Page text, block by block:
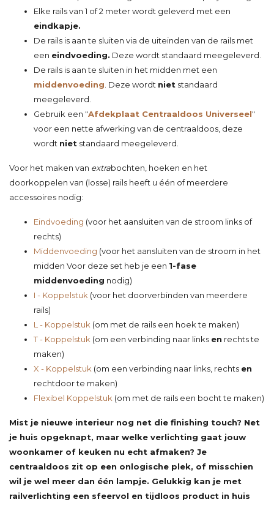
Elke rails van 1 of 2 meter wordt geleverd met een
eindkapje.
De rails is aan te sluiten via de uiteinden van de rails met
een eindvoeding. Deze wordt standaard meegeleverd.
De rails is aan te sluiten in het midden met een
middenvoeding . Deze wordt niet standaard
meegeleverd.
Gebruik een "Afdekplaat Centraaldoos Universeel"
voor een nette afwerking van de centraaldoos, deze
wordt niet standaard meegeleverd.
Voor het maken van extrabochten hoeken en het
doorkoppelen van (losse) rails heeft u één of meerdere
accessoires nodig:
Eindvoeding (voor het aansluiten van de stroom links of
rechts)
Middenvoeding (voor het aansluiten van de stroom in het
midden Voor deze set heb je een 1-fase
middenvoeding nodig)
I - Koppelstuk (voor het doorverbinden van meerdere
rails)
L - Koppelstuk (om met de rails een hoek te maken)
T - Koppelstuk (om een verbinding naar links en rechts te
maken)
X - Koppelstuk (om een verbinding naar links, rechts en
rechtdoor te maken)
Flexibel Koppelstuk (om met de rails een bocht te maken)
Mist je nieuwe interieur nog net die finishing touch? Net
je huis opgeknapt, maar welke verlichting gaat jouw
woonkamer of keuken nu echt afmaken? Je
centraaldoos zit op een onlogische plek, of misschien
wil je wel meer dan één lampje. Gelukkig kan je met
railverlichting een sfeervol en tijdloos product in huis